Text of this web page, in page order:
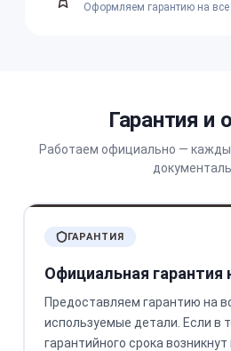
Оформляем гарантию на все
Гарантия и
Работаем официально —
ГАРАНТИЯ
Официальная гарантия
Предоставляем гарантию на
используемые детали. Если в
гарантийного срока